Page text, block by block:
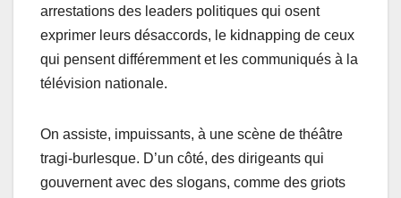
arrestations des leaders politiques qui osent
exprimer leurs désaccords, le kidnapping de ceux
qui pensent différemment et les communiqués à la
télévision nationale.
On assiste, impuissants, à une scène de théâtre
tragi-burlesque. D’un côté, des dirigeants qui
gouvernent avec des slogans, comme des griots